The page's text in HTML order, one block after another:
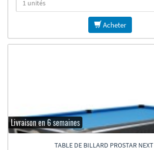
Acheter
Livraison en 6 semaines
TABLE DE BILLARD PROSTAR NEXT